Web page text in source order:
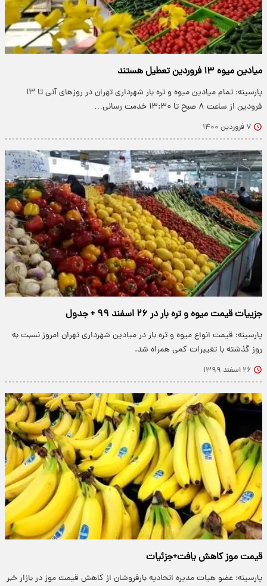
میادین میوه ۱۳ فروردین تعطیل هستند
پارسینه: تمام میادین میوه و تره بار شهرداری تهران در روز‌های آتی تا ۱۳
فرودین از ساعت ۸ صبح تا ۱۳:۳۰ خدمت رسانی…
۷ فروردین ۱۴۰۰
جزییات قیمت میوه و تره بار در ۲۶ اسفند ۹۹ + جدول
پارسینه: قیمت انواع میوه و تره بار در میادین شهرداری تهران امروز نسبت به
روز گذشته با تغییرات کمی همراه شد.
۲۶ اسفند ۱۳۹۹
قیمت موز کاهش یافت+جزئیات
پارسینه: عضو هیات مدیره اتحادیه بارفروشان از کاهش قیمت موز در بازار خبر